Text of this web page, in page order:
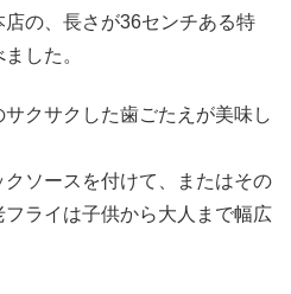
の、長さが36センチある特
した。
クサクした歯ごたえが美味し
ソースを付けて、またはその
ライは子供から大人まで幅広